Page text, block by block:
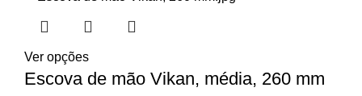
Ver opções
Escova de mão Vikan, média, 260 mm